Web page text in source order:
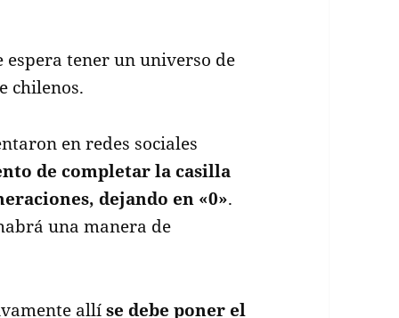
tener un universo de
chilenos.
en redes sociales
de completar la casilla
dejando en «0».
una manera de
allíse debe poner el